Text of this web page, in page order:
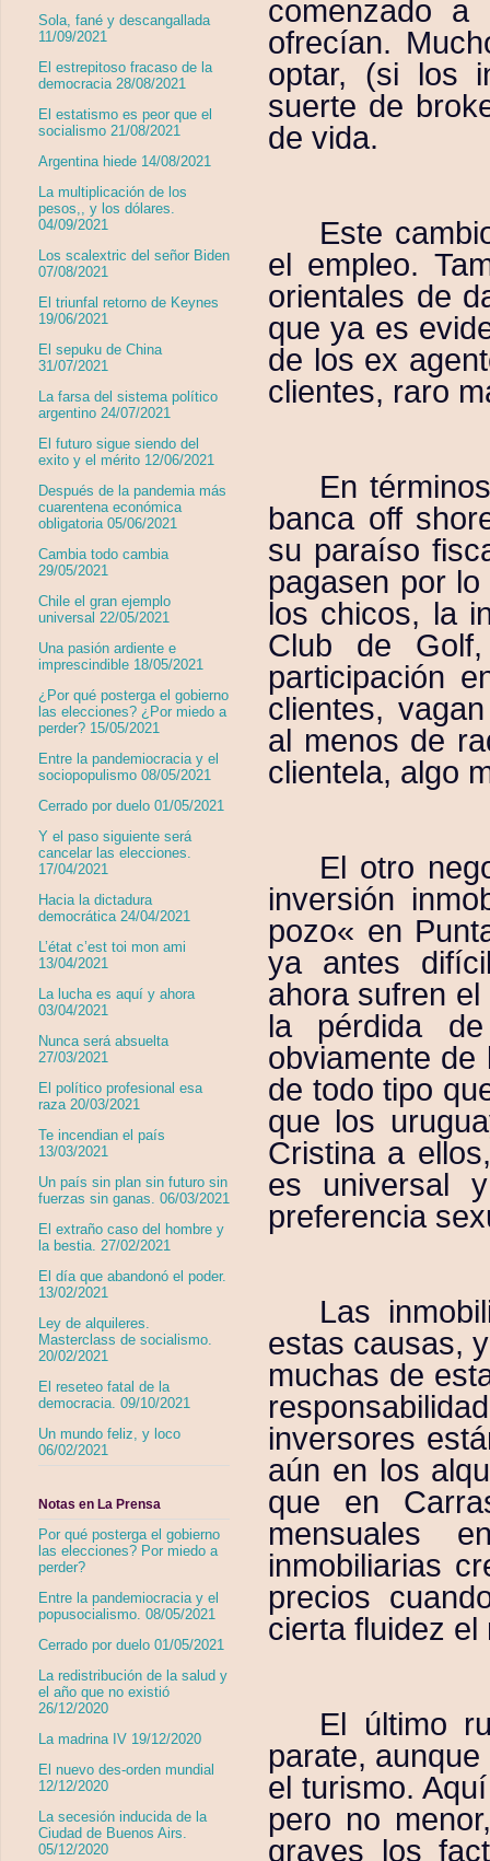
comenzado
ofrecían.
optar, (si los
suerte de
de vida.
Este
el empleo.
orientales de
que ya es
de los ex
clientes, raro
En
banca off
su paraíso
pagasen por
los chicos, la
Club de
participación
clientes,
al menos de
clientela, algo
El otro
inversión
pozo« en
ya antes
ahora sufren
la pérdida de
obviamente
de todo tipo
que los
Cristina a
es universal
preferencia
Las
estas causas,
muchas de
inversores
aún en los
que en
mensuales
inmobiliarias
precios
cierta fluidez el
El último
parate,
el turismo.
pero no
graves los
Sola, fané y descangallada
11/09/2021
El estrepitoso fracaso de la
democracia 28/08/2021
El estatismo es peor que el
socialismo 21/08/2021
Argentina hiede 14/08/2021
La multiplicación de los
pesos,, y los dólares.
04/09/2021
Los scalextric del señor Biden
07/08/2021
El triunfal retorno de Keynes
19/06/2021
El sepuku de China
31/07/2021
La farsa del sistema político
argentino 24/07/2021
El futuro sigue siendo del
exito y el mérito 12/06/2021
Después de la pandemia más
cuarentena económica
obligatoria 05/06/2021
Cambia todo cambia
29/05/2021
Chile el gran ejemplo
universal 22/05/2021
Una pasión ardiente e
imprescindible 18/05/2021
¿Por qué posterga el gobierno
las elecciones? ¿Por miedo a
perder? 15/05/2021
Entre la pandemiocracia y el
sociopopulismo 08/05/2021
Cerrado por duelo 01/05/2021
Y el paso siguiente será
cancelar las elecciones.
17/04/2021
Hacia la dictadura
democrática 24/04/2021
L’état c’est toi mon ami
13/04/2021
La lucha es aquí y ahora
03/04/2021
Nunca será absuelta
27/03/2021
El político profesional esa
raza 20/03/2021
Te incendian el país
13/03/2021
Un país sin plan sin futuro sin
fuerzas sin ganas. 06/03/2021
El extraño caso del hombre y
la bestia. 27/02/2021
El día que abandonó el poder.
13/02/2021
Ley de alquileres.
Masterclass de socialismo.
20/02/2021
El reseteo fatal de la
democracia. 09/10/2021
Un mundo feliz, y loco
06/02/2021
Notas en La Prensa
Por qué posterga el gobierno
las elecciones? Por miedo a
perder?
Entre la pandemiocracia y el
popusocialismo. 08/05/2021
Cerrado por duelo 01/05/2021
La redistribución de la salud y
el año que no existió
26/12/2020
La madrina IV 19/12/2020
El nuevo des-orden mundial
12/12/2020
La secesión inducida de la
Ciudad de Buenos Airs.
05/12/2020